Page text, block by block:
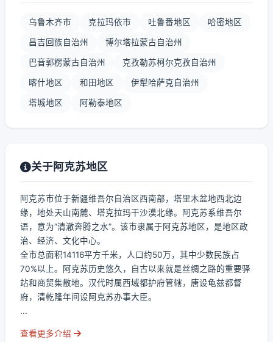
乌鲁木齐市 克拉玛依市 吐鲁番地区 哈密地区
昌吉回族自治州 博尔塔拉蒙古自治州
巴音郭楞蒙古自治州 克孜勒苏柯尔克孜自治州
喀什地区 和田地区 伊犁哈萨克自治州
塔城地区 阿勒泰地区
关于阿克苏地区
阿克苏市位于新疆维吾尔自治区西南部，塔里木盆地西北边
缘，地处天山南麓、塔克拉玛干沙漠北缘。阿克苏系维吾尔
语，意为“清澈奔腾之水”。该市隶属于阿克苏地区，是地区政
治、经济、文化中心。
全市总面积14116平方千米，人口约50万，其中少数民族占
70%以上。阿克苏历史悠久，自古以来就是丝绸之路的重要驿
站和商贸集散地。汉代时属西域都护府管辖，唐设龟兹都督
府，清乾隆年间设阿克苏办事大臣。
...
查看更多介绍